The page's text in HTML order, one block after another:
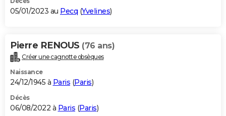
05/01/2023 au Pecq (Yvelines)
Pierre RENOUS (76 ans)
Créer une cagnotte obsèques
Naissance
24/12/1945 à Paris (Paris)
Décès
06/08/2022 à Paris (Paris)